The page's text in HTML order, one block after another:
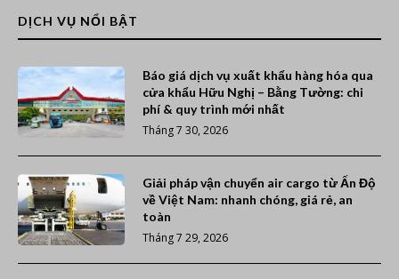
DỊCH VỤ NỔI BẬT
Báo giá dịch vụ xuất khẩu hàng hóa qua
cửa khẩu Hữu Nghị – Bằng Tường: chi
phí & quy trình mới nhất
Tháng 7 30, 2026
Giải pháp vận chuyển air cargo từ Ấn Độ
về Việt Nam: nhanh chóng, giá rẻ, an
toàn
Tháng 7 29, 2026